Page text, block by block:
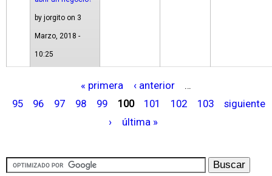
by jorgito on 3
Marzo, 2018 -
10:25
P
i
n
« primera ‹ anterior
…
95
96 97 98 99 100 101 102 103
siguiente
›
última »